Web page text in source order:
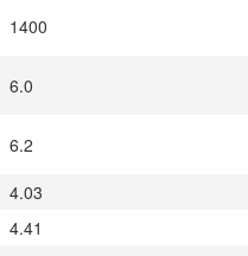
1400
6.0
6.2
4.03
4.41